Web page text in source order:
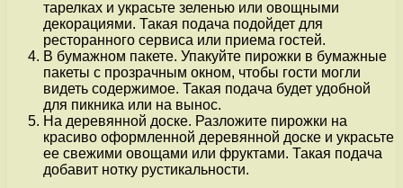
тарелках и украсьте зеленью или овощными
декорациями. Такая подача подойдет для
ресторанного сервиса или приема гостей.
В бумажном пакете. Упакуйте пирожки в бумажные
пакеты с прозрачным окном, чтобы гости могли
видеть содержимое. Такая подача будет удобной
для пикника или на вынос.
На деревянной доске. Разложите пирожки на
красиво оформленной деревянной доске и украсьте
ее свежими овощами или фруктами. Такая подача
добавит нотку рустикальности.